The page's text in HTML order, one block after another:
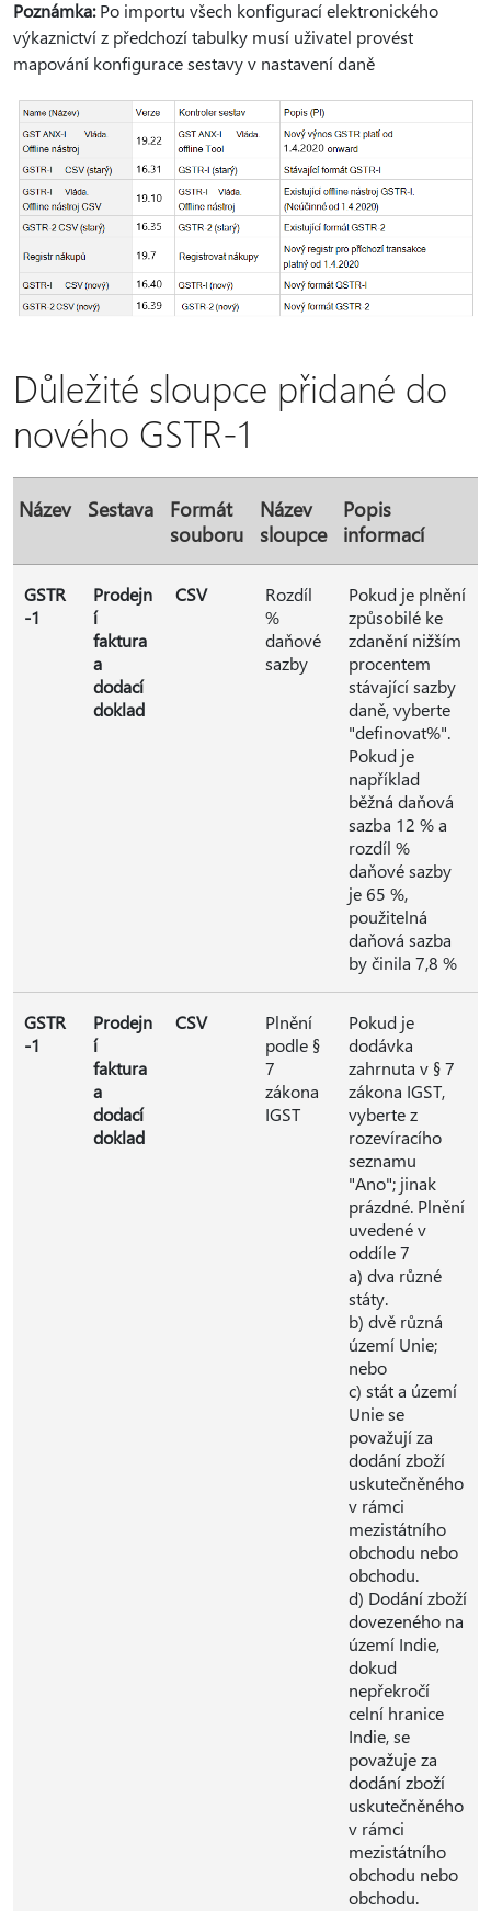
Poznámka:Po importu všech konfigurací elektronického
výkaznictví z předchozí tabulky musí uživatel provést
mapování konfigurace sestavy v nastavení daně
Důležité sloupce přidané do
nového GSTR-1
Název Sestava
Formát
souboru
Název
sloupce
Popis
informací
GSTR
-1
Prodejn
í
faktura
a
dodací
doklad
CSV
Rozdíl
%
daňové
sazby
Pokud je plnění
způsobilé ke
zdanění nižším
procentem
stávající sazby
daně, vyberte
"definovat%".
Pokud je
například
běžná daňová
sazba 12 % a
rozdíl %
daňové sazby
je 65 %,
použitelná
daňová sazba
by činila 7,8 %
GSTR
-1
Prodejn
í
faktura
a
dodací
doklad
CSV
Plnění
podle §
7
zákona
IGST
Pokud je
dodávka
zahrnuta v § 7
zákona IGST,
vyberte z
rozevíracího
seznamu
"Ano"; jinak
prázdné. Plnění
uvedené v
oddíle 7
a) dva různé
státy.
b) dvě různá
území Unie;
nebo
c) stát a území
Unie se
považují za
dodání zboží
uskutečněného
v rámci
mezistátního
obchodu nebo
obchodu.
d) Dodání zboží
dovezeného na
území Indie,
dokud
nepřekročí
celní hranice
Indie, se
považuje za
dodání zboží
uskutečněného
v rámci
mezistátního
obchodu nebo
obchodu.